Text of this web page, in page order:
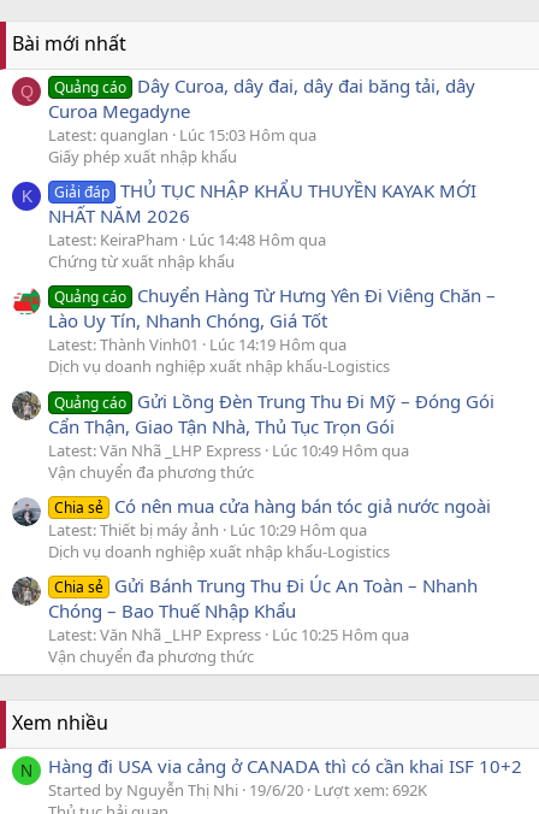
Bài mới nhất
Q Quảng cáo Dây Curoa, dây đai, dây đai băng tải, dây
Curoa Megadyne
Latest: quanglan
Lúc 15:03 Hôm qua
Giấy phép xuất nhập khẩu
K Giải đáp THỦ TỤC NHẬP KHẨU THUYỀN KAYAK MỚI
NHẤT NĂM 2026
Latest: KeiraPham
Lúc 14:48 Hôm qua
Chứng từ xuất nhập khẩu
Quảng cáo Chuyển Hàng Từ Hưng Yên Đi Viêng Chăn –
Lào Uy Tín, Nhanh Chóng, Giá Tốt
Latest: Thành Vinh01
Lúc 14:19 Hôm qua
Dịch vụ doanh nghiệp xuất nhập khẩu-Logistics
Quảng cáo Gửi Lồng Đèn Trung Thu Đi Mỹ – Đóng Gói
Cẩn Thận, Giao Tận Nhà, Thủ Tục Trọn Gói
Latest: Văn Nhã _LHP Express Lúc 10:49 Hôm qua
Vận chuyển đa phương thức
Chia sẻ Có nên mua cửa hàng bán tóc giả nước ngoài
Latest: Thiết bị máy ảnh
Lúc 10:29 Hôm qua
Dịch vụ doanh nghiệp xuất nhập khẩu-Logistics
Chia sẻ Gửi Bánh Trung Thu Đi Úc An Toàn – Nhanh
Chóng – Bao Thuế Nhập Khẩu
Latest: Văn Nhã _LHP Express Lúc 10:25 Hôm qua
Vận chuyển đa phương thức
Xem nhiều
N Hàng đi USA via cảng ở CANADA thì có cần khai ISF 10+2
Started by Nguyễn Thị Nhi 19/6/20 Lượt xem: 692K